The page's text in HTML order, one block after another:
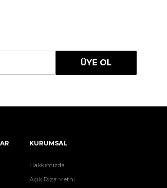
ÜYE OL
KURUMSAL
Hakkımızda
Açık Rıza Metni